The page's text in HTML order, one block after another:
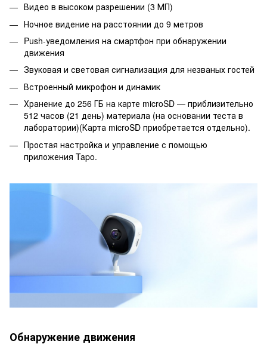
Видео в высоком разрешении (3 МП)
Ночное видение на расстоянии до 9 метров
Push-уведомления на смартфон при обнаружении
движения
Звуковая и световая сигнализация для незваных гостей
Встроенный микрофон и динамик
Хранение до 256 ГБ на карте microSD — приблизительно
512 часов (21 день) материала (на основании теста в
лаборатории)(Карта microSD приобретается отдельно).
Простая настройка и управление с помощью
приложения Tapo.
Обнаружение движения